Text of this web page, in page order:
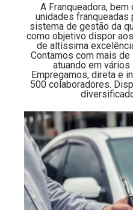
A Franqueadora,
unidades
sistema de gestão da
como objetivo dispor
de altíssima
Contamos com mais
atuando em
Empregamos, direta e
500 colaboradores.